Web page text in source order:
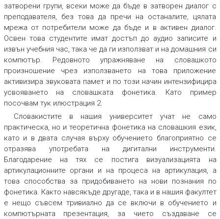
затворени групи, всеки може да бъде в затворен диалог с
преподавателя, без това да пречи на останалите, цялата
мрежа от потребители може да бъде и в активен диалог.
Освен това студентите имат достъп до аудио записите и
извън учебния час, така че да ги използват и на домашния си
компютър. Редовното упражняване на словашкото
произношение чрез използването на това приложение
активизира звуковата памет и по този начин интензифицира
усвояването на словашката фонетика. Като пример
посочвам тук илюстрация 2.
Словакистите в нашия университет учат не само
практическа, но и теоретична фонетика на словашкия език,
като и в двата случая върху обучението благоприятно се
отразява употребата на дигитални инструменти.
Благодарение на тях се постига визуализацията на
артикулационните органи и на процеса на артикулация, а
това способства за придобиването на нови познания по
фонетика. Както навсякъде другаде, така и в нашия факултет
е нещо съвсем тривиално да се включи в обучението и
компютърната презентация, за чието създаване се